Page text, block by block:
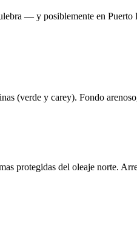
— y posiblemente en
(verde y carey). Fondo
protegidas del oleaje norte.